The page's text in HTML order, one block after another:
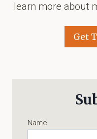
learn more about
Get
Name